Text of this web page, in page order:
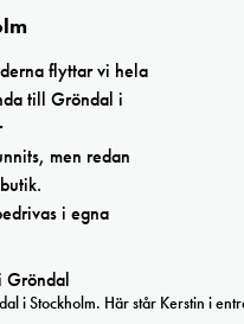
flyttar vi hela
till Gröndal i
men redan
i egna
i Stockholm. Här står Kerstin i